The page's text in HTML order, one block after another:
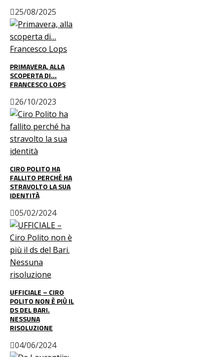
25/08/2025
PRIMAVERA, ALLA
SCOPERTA DI…
FRANCESCO LOPS
26/10/2023
CIRO POLITO HA
FALLITO PERCHÉ HA
STRAVOLTO LA SUA
IDENTITÀ
05/02/2024
UFFICIALE – CIRO
POLITO NON È PIÙ IL
DS DEL BARI.
NESSUNA
RISOLUZIONE
04/06/2024